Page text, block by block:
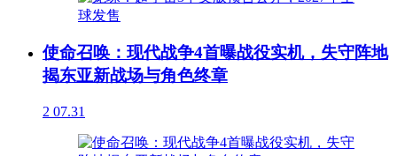
使命召唤：现代战争4首曝战役实机，失守阵地
揭东亚新战场与角色终章
2 07.31